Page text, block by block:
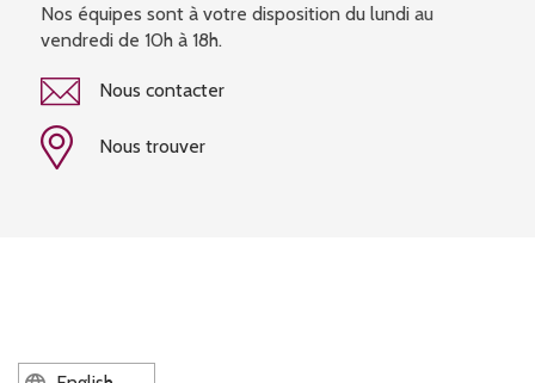
Nos équipes sont à votre disposition du lundi au
vendredi de 10h à 18h.
Nous contacter
Nous trouver